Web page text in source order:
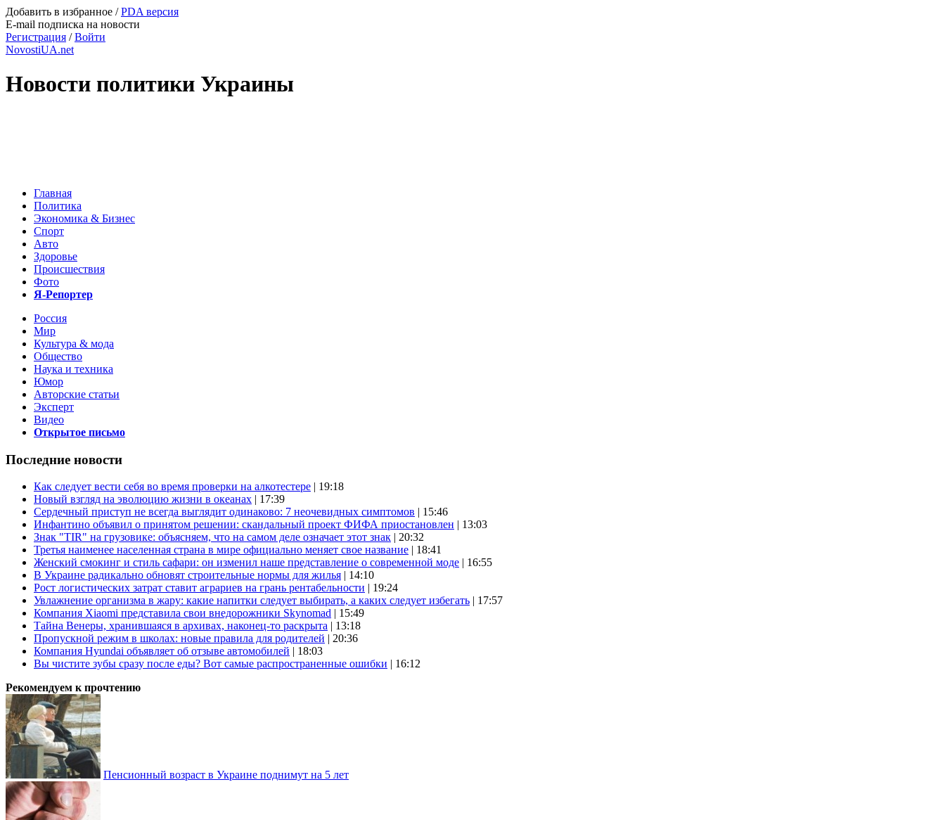
Добавить в избранное /PDA версия
E-mail подписка на новости
Регистрация /Войти
NovostiUA.net
Новости политики Украины
Главная
Политика
Экономика & Бизнес
Спорт
Авто
Здоровье
Происшествия
Фото
Я-Репортер
Россия
Мир
Культура & мода
Общество
Наука и техника
Юмор
Авторские статьи
Эксперт
Видео
Открытое письмо
Последние новости
Как следует вести себя во время проверки на алкотестере | 19:18
Новый взгляд на эволюцию жизни в океанах | 17:39
Сердечный приступ не всегда выглядит одинаково: 7 неочевидных симптомов | 15:46
Инфантино объявил о принятом решении: скандальный проект ФИФА приостановлен | 13:03
Знак "TIR" на грузовике: объясняем, что на самом деле означает этот знак | 20:32
Третья наименее населенная страна в мире официально меняет свое название | 18:41
Женский смокинг и стиль сафари: он изменил наше представление о современной моде | 16:55
В Украине радикально обновят строительные нормы для жилья | 14:10
Рост логистических затрат ставит аграриев на грань рентабельности | 19:24
Увлажнение организма в жару: какие напитки следует выбирать, а каких следует избегать | 17:57
Компания Xiaomi представила свои внедорожники Skynomad | 15:49
Тайна Венеры, хранившаяся в архивах, наконец-то раскрыта | 13:18
Пропускной режим в школах: новые правила для родителей | 20:36
Компания Hyundai объявляет об отзыве автомобилей | 18:03
Вы чистите зубы сразу после еды? Вот самые распространенные ошибки | 16:12
Рекомендуем к прочтению
Пенсионный возраст в Украине поднимут на 5 лет